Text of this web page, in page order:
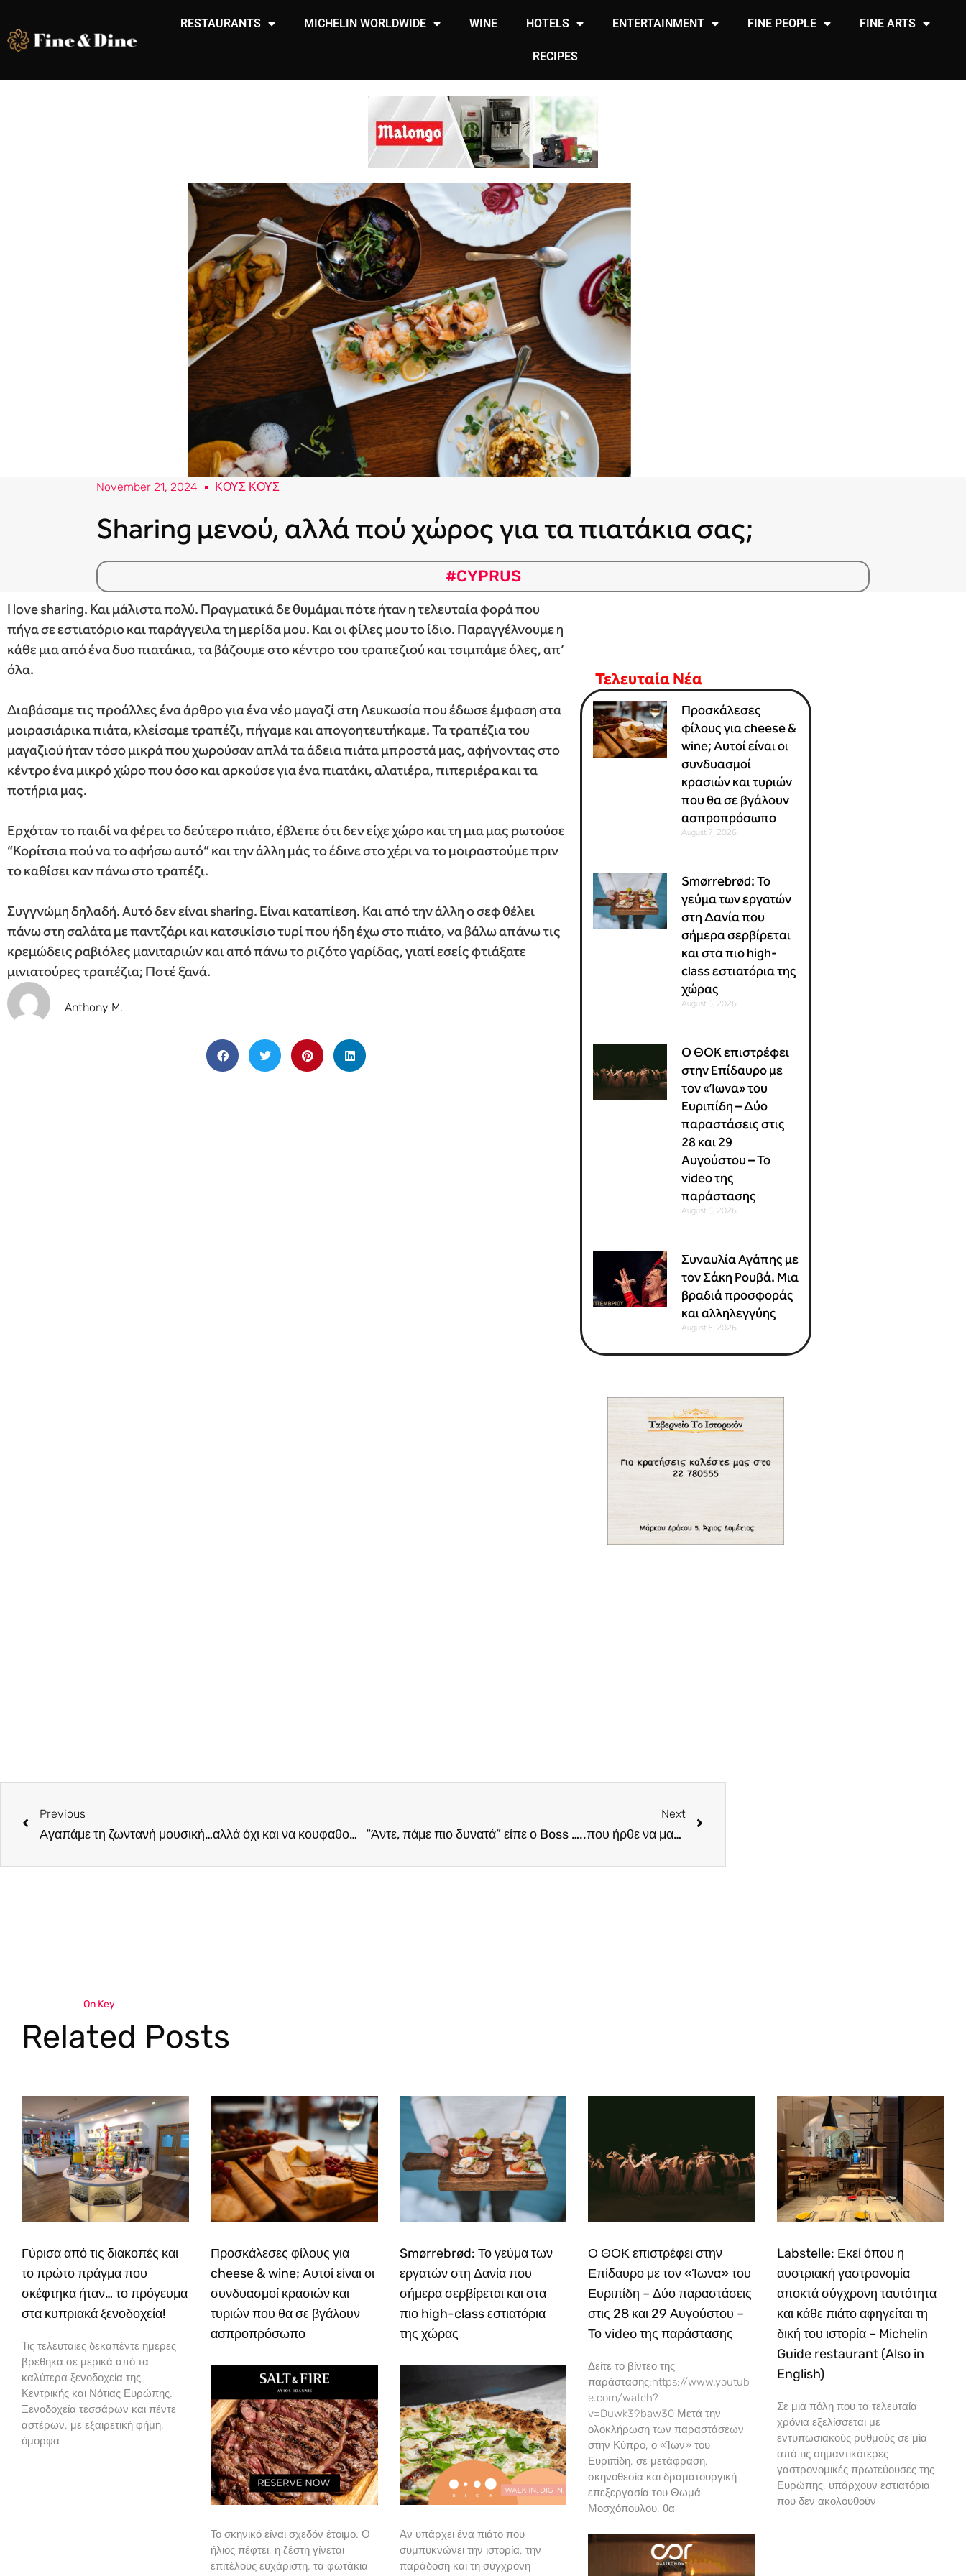
RESTAURANTS MICHELIN WORLDWIDE WINE HOTELS ENTERTAINMENT FINE PEOPLE FINE ARTS
RECIPES
November 21, 2024 ΚΟΥΣ ΚΟΥΣ
Sharing μενού, αλλά πού χώρος για τα πιατάκια σας;
#CYPRUS
I love sharing. Και μάλιστα πολύ. Πραγματικά δε θυμάμαι πότε ήταν η τελευταία φορά που
πήγα σε εστιατόριο και παράγγειλα τη μερίδα μου. Και οι φίλες μου το ίδιο. Παραγγέλνουμε η
κάθε μια από ένα δυο πιατάκια, τα βάζουμε στο κέντρο του τραπεζιού και τσιμπάμε όλες, απ’
όλα.
Διαβάσαμε τις προάλλες ένα άρθρο για ένα νέο μαγαζί στη Λευκωσία που έδωσε έμφαση στα
μοιρασιάρικα πιάτα, κλείσαμε τραπέζι, πήγαμε και απογοητευτήκαμε.Τα τραπέζια του
μαγαζιού ήταν τόσο μικρά που χωρούσαν απλά τα άδεια πιάτα μπροστά μας, αφήνοντας στο
κέντρο ένα μικρό χώρο που όσο και αρκούσε για ένα πιατάκι, αλατιέρα, πιπεριέρα και τα
ποτήρια μας.
Ερχόταν το παιδί να φέρει το δεύτερο πιάτο, έβλεπε ότι δεν είχε χώρο και τη μια μας ρωτούσε
“Κορίτσια πού να το αφήσω αυτό” και την άλλη μάς το έδινε στο χέρι να το μοιραστούμε πριν
το καθίσει καν πάνω στο τραπέζι.
Συγγνώμη δηλαδή. Αυτό δεν είναι sharing. Είναι καταπίεση. Και από την άλλη ο σεφ θέλει
πάνω στη σαλάτα με παντζάρι και κατσικίσιο τυρί που ήδη έχω στο πιάτο, να βάλω απάνω τις
κρεμώδεις ραβιόλες μανιταριών και από πάνω το ριζότο γαρίδας, γιατί εσείς φτιάξατε
μινιατούρες τραπέζια; Ποτέ ξανά.
Anthony M.
Τελευταία Νέα
Προσκάλεσες
φίλους για cheese &
wine; Αυτοί είναι οι
συνδυασμοί
κρασιών και τυριών
που θα σε βγάλουν
ασπροπρόσωπο
August 7, 2026
Smørrebrød: Το
γεύμα των εργατών
στη Δανία που
σήμερα σερβίρεται
και στα πιο high-
class εστιατόρια της
χώρας
August 6, 2026
Ο ΘΟΚ επιστρέφει
στην Επίδαυρο με
τον «Ίωνα» του
Ευριπίδη – Δύο
παραστάσεις στις
28 και 29
Αυγούστου – Το
video της
παράστασης
August 6, 2026
Συναυλία Αγάπης με
τον Σάκη Ρουβά. Μια
βραδιά προσφοράς
και αλληλεγγύης
August 5, 2026
Previous
Αγαπάμε τη ζωντανή μουσική…αλλά όχι και να κουφαθούμε
Next
“Άντε, πάμε πιο δυνατά” είπε ο Boss …..που ήρθε να μας δει μετά από 6 μήνες
On Key
Related Posts
Γύρισα από τις διακοπές και
το πρώτο πράγμα που
σκέφτηκα ήταν… το πρόγευμα
στα κυπριακά ξενοδοχεία!
Τις τελευταίες δεκαπέντε ημέρες
βρέθηκα σε μερικά από τα
καλύτερα ξενοδοχεία της
Κεντρικής και Νότιας Ευρώπης.
Ξενοδοχεία τεσσάρων και πέντε
αστέρων, με εξαιρετική φήμη,
όμορφα
Προσκάλεσες φίλους για
cheese & wine; Αυτοί είναι οι
συνδυασμοί κρασιών και
τυριών που θα σε βγάλουν
ασπροπρόσωπο
Το σκηνικό είναι σχεδόν έτοιμο. Ο
ήλιος πέφτει, η ζέστη γίνεται
επιτέλους ευχάριστη, τα φωτάκια
Smørrebrød: Το γεύμα των
εργατών στη Δανία που
σήμερα σερβίρεται και στα
πιο high-class εστιατόρια
της χώρας
Αν υπάρχει ένα πιάτο που
συμπυκνώνει την ιστορία, την
παράδοση και τη σύγχρονη
Ο ΘΟΚ επιστρέφει στην
Επίδαυρο με τον «Ίωνα» του
Ευριπίδη – Δύο παραστάσεις
στις 28 και 29 Αυγούστου –
Το video της παράστασης
Δείτε το βίντεο της
παράστασης:https://www.youtub
e.com/watch?
v=Duwk39baw30 Μετά την
ολοκλήρωση των παραστάσεων
στην Κύπρο, ο «Ίων» του
Ευριπίδη, σε μετάφραση,
σκηνοθεσία και δραματουργική
επεξεργασία του Θωμά
Μοσχόπουλου, θα
Labstelle: Εκεί όπου η
αυστριακή γαστρονομία
αποκτά σύγχρονη ταυτότητα
και κάθε πιάτο αφηγείται τη
δική του ιστορία – Michelin
Guide restaurant (Also in
English)
Σε μια πόλη που τα τελευταία
χρόνια εξελίσσεται με
εντυπωσιακούς ρυθμούς σε μία
από τις σημαντικότερες
γαστρονομικές πρωτεύουσες της
Ευρώπης, υπάρχουν εστιατόρια
που δεν ακολουθούν